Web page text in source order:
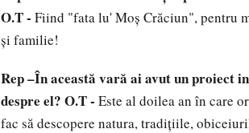
O.T - Fiind "fata lu' Moş Crăciun", pentru
şi familie!
Rep –În această vară ai avut un proiect
despre el? O.T - Este al doilea an în care
fac să descopere natura, tradiţiile,